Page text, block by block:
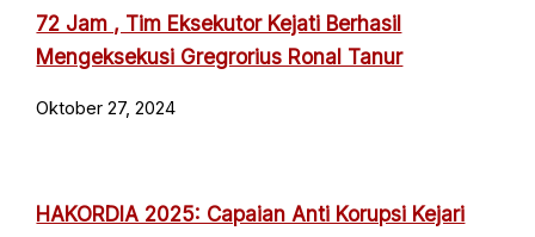
72 Jam , Tim Eksekutor Kejati Berhasil
Mengeksekusi Gregrorius Ronal Tanur
Oktober 27, 2024
HAKORDIA 2025: Capaian Anti Korupsi Kejari